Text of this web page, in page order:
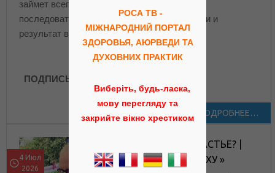
займет всего три минуты в день, просты
последовательно выполняйте рекомендации и
результат вас порадует!
ПОДПИСЫВАЙТЕСЬ
ПОДРОБНЕЕ…
4 Июл
2026
ГДЕ ИСКАТЬ СЧАСТЬЕ? |
ДЕВАШИШ ПРАБХУ »
РОСА ТВ -
МІЖНАРОДНИЙ ПОРТАЛ
ЗДОРОВЬЯ, АЮРВЕДИ ТА
ДУХОВНИХ ПРАКТИК
Виберіть, будь-ласка,
мову перегляду та
закрийте вікно хрестиком